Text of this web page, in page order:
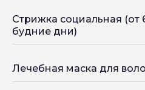
Стрижка социальная (от
будние дни)
Лечебная маска для